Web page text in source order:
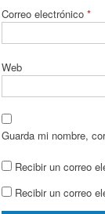
Correo electrónico *
Web
Guarda mi nombre,
Recibir un correo
Recibir un correo